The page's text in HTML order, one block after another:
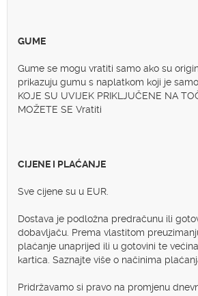
GUME
Gume se mogu vratiti samo ako su
prikazuju gumu s naplatkom koji je
KOJE SU UVIJEK PRIKLJUČENE NA
MOŽETE SE Vratiti
CIJENE I PLAĆANJE
Sve cijene su u EUR.
Dostava je podložna predračunu ili
dobavljaču. Prema vlastitom
plaćanje unaprijed ili u gotovini te
kartica. Saznajte više o načinima
Pridržavamo si pravo na promjenu